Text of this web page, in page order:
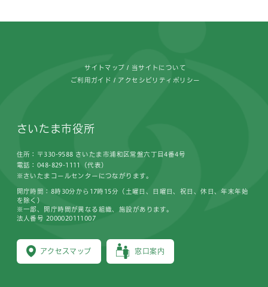
サイトマップ 当サイトについて
ご利用ガイド アクセシビリティポリシー
さいたま市役所
住所：〒330-9588 さいたま市浦和区常盤六丁目4番4号
電話：048-829-1111（代表）
※さいたまコールセンターにつながります。
アクセスマップ 窓口案内
開庁時間：8時30分から17時15分（土曜日、日曜日、祝日、休日、年末年始
を除く）
※一部、開庁時間が異なる組織、施設があります。
法人番号 2000020111007